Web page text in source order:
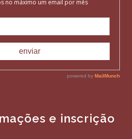
e inscrição